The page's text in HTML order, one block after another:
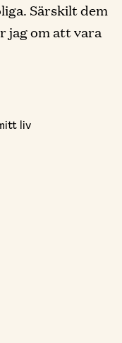
Särskilt dem
jag om att vara
liv